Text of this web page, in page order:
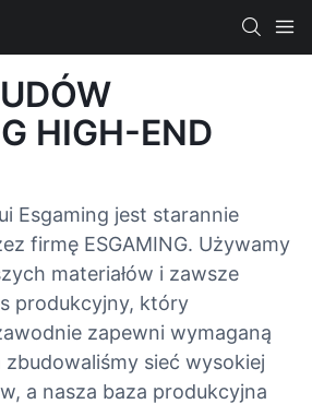
HIGH-END
Esgaming jest starannie
firmę ESGAMING. Używamy
materiałów i zawsze
produkcyjny, który
zapewni wymaganą
zbudowaliśmy sieć wysokiej
a nasza baza produkcyjna